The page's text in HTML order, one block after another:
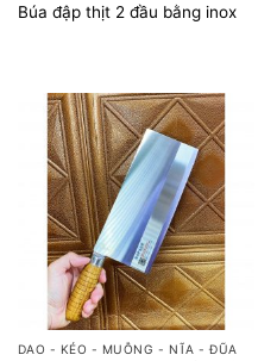
Búa đập thịt 2 đầu bằng inox
DAO - KÉO - MUỖNG - NĨA - ĐŨA